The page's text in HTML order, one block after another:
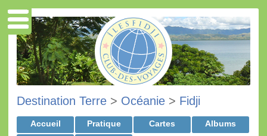
Destination Terre > Océanie > Fidji
Accueil Pratique Cartes
Albums